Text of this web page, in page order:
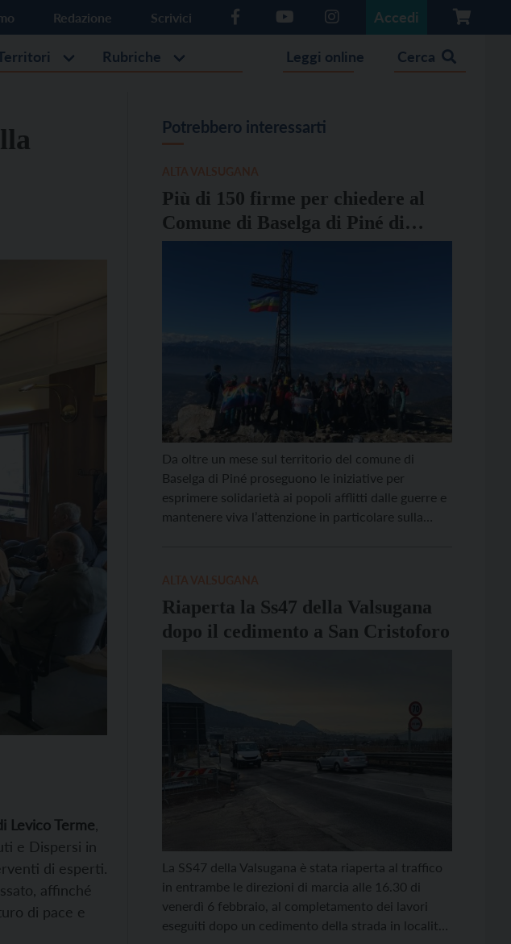
Redazione Scrivici Accedi
Rubriche Leggi online Cerca
Levico Terme,
e Dispersi in
di esperti.
affinché
di pace e
Potrebbero interessarti
Più di 150 firme per chiedere al
Comune di Baselga di Piné di
aderire a “R1pud1a”
Da oltre un mese sul territorio del comune di
Baselga di Piné proseguono le iniziative per
esprimere solidarietà ai popoli afflitti dalle guerre e
mantenere viva l’attenzione in particolare sulla
Riaperta la Ss47 della Valsugana
dopo il cedimento a San Cristoforo
La SS47 della Valsugana è stata riaperta al traffico
in entrambe le direzioni di marcia alle 16.30 di
venerdì 6 febbraio, al completamento dei lavori
eseguiti dopo un cedimento della strada in località